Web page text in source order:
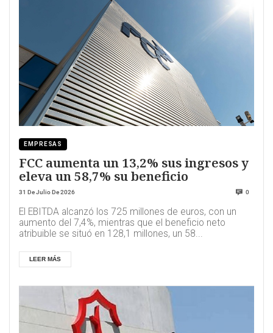
EMPRESAS
FCC aumenta un 13,2% sus ingresos y
eleva un 58,7% su beneficio
31 De Julio De 2026 0
El EBITDA alcanzó los 725 millones de euros, con un
aumento del 7,4%, mientras que el beneficio neto
atribuible se situó en 128,1 millones, un 58...
LEER MÁS